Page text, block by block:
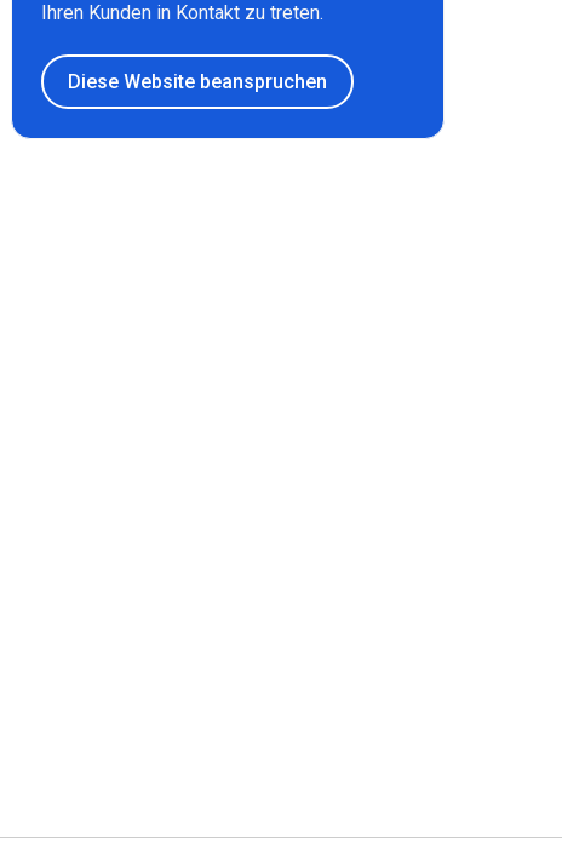
Ihren Kunden in Kontakt zu treten.
Diese Website beanspruchen